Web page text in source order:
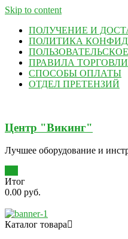
Skip to content
ПОЛУЧЕНИЕ И
ПОЛИТИКА
ПРАВИЛА ТОРГОВЛИ
СПОСОБЫ ОПЛАТЫ
ОТДЕЛ ПРЕТЕНЗИЙ
Центр "Викинг"
Лучшее оборудование и
Итог
0.00 руб.
Каталог товара